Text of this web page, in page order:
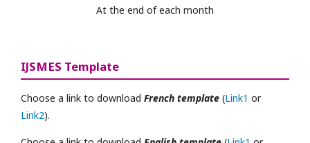
At the end of each month
IJSMES Template
Choose a link to download French template (Link1 or
Link2).